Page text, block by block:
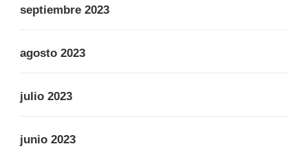
septiembre 2023
agosto 2023
julio 2023
junio 2023